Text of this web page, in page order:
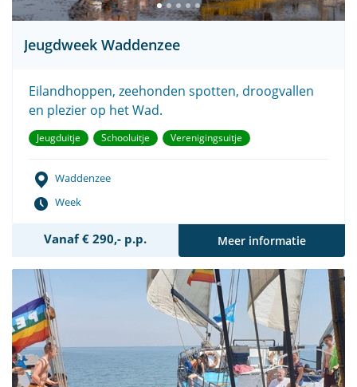
Jeugdweek Waddenzee
Eilandhoppen, zeehonden spotten, droogvallen
en plezier op het Wad.
Jeugduitje Schooluitje Verenigingsuitje
Waddenzee
Week
Vanaf € 290,- p.p. Meer informatie